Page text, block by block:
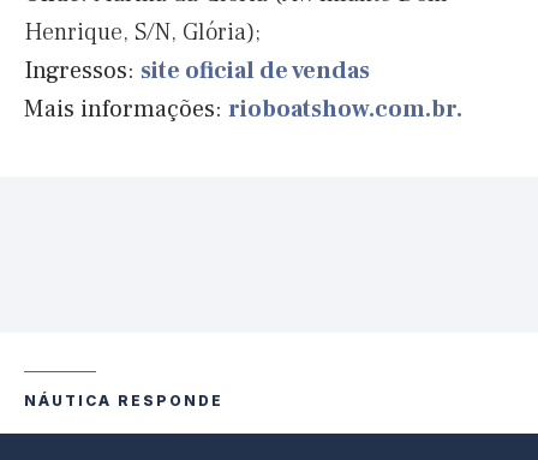
Henrique, S/N, Glória);
Ingressos: site oficial de vendas
Mais informações: rioboatshow.com.br.
NÁUTICA RESPONDE